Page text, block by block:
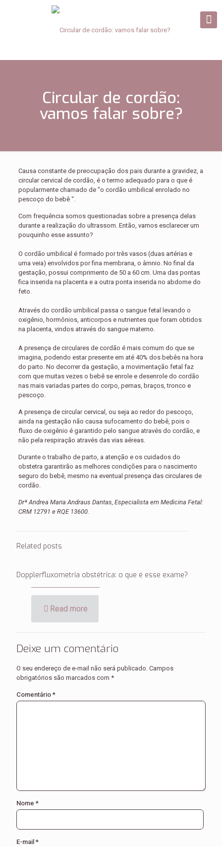
Circular de cordão:
vamos falar sobre?
Causa constante de preocupação dos pais durante a gravidez, a
circular cervical de cordão, é o termo adequado para o que é
popularmente chamado de “o cordão umbilical enrolado no
pescoço do bebê “.
Com frequência somos questionadas sobre a presença delas
durante a realização do ultrassom. Então, vamos esclarecer um
pouquinho esse assunto?
O cordão umbilical é formado por três vasos (duas artérias e
uma veia) envolvidos por fina membrana, o âmnio. No final da
gestação, possui comprimento de 50 a 60 cm. Uma das pontas
fica inserida na placenta e a outra ponta inserida no abdome do
feto.
Através do cordão umbilical passa o sangue fetal levando o
oxigênio, hormônios, anticorpos e nutrientes que foram obtidos
na placenta, vindos através do sangue materno.
A presença de circulares de cordão é mais comum do que se
imagina, podendo estar presente em até 40% dos bebês na hora
do parto. No decorrer da gestação, a movimentação fetal faz
com que muitas vezes o bebê se enrole e desenrole do cordão
nas mais variadas partes do corpo, pernas, braços, tronco e
pescoço.
A presença de circular cervical, ou seja ao redor do pescoço,
ainda na gestação não causa sufocamento do bebê, pois o
fluxo de oxigênio é garantido pelo sangue através do cordão, e
não pela respiração através das vias aéreas.
Durante o trabalho de parto, a atenção e os cuidados do
obstetra garantirão as melhores condições para o nascimento
seguro do bebê, mesmo na eventual presença das circulares de
cordão.
Drª Andrea Maria Andraus Dantas, Especialista em Medicina Fetal:
CRM 12791 e RQE 13600.
Related posts
Dopplerfluxometria obstétrica: o que é esse exame?
Read more
Deixe um comentário
O seu endereço de e-mail não será publicado. Campos
obrigatórios são marcados com *
Comentário *
Nome *
E-mail *